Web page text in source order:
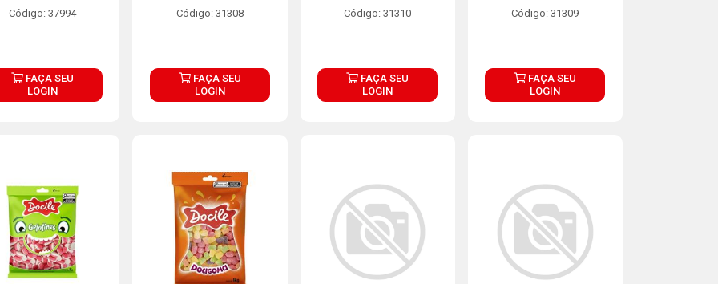
Código: 37994
FAÇA SEU
LOGIN
Código: 31308
FAÇA SEU
LOGIN
Código: 31310
FAÇA SEU
LOGIN
Código: 31309
FAÇA SEU
LOGIN